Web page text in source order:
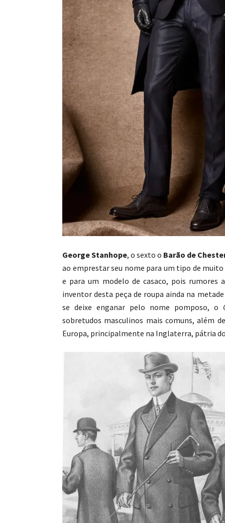
George Stanhope, o sexto o Barão de
ao emprestar seu nome para um tipo de
e para um modelo de casaco, pois
inventor desta peça de roupa ainda na metade
se deixe enganar pelo nome pomposo, o
sobretudos masculinos mais comuns, além
Europa, principalmente na Inglaterra, pátria